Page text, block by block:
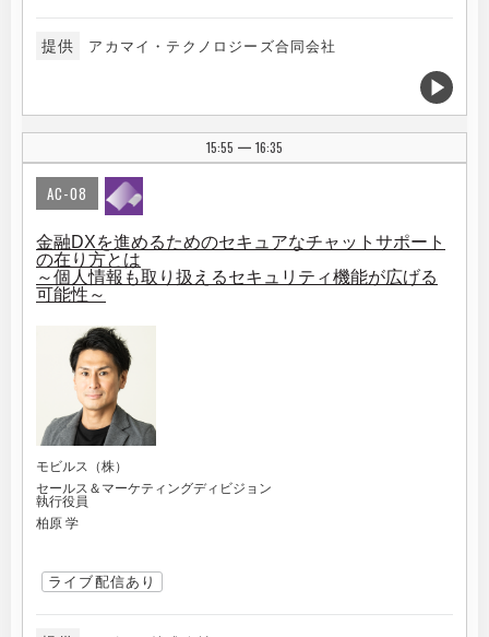
提供 アカマイ・テクノロジーズ合同会社
15:55 | 16:35
AC-08
金融DXを進めるためのセキュアなチャットサポート
の在り方とは
～個人情報も取り扱えるセキュリティ機能が広げる
可能性～
モビルス（株）
セールス＆マーケティングディビジョン
執行役員
柏原 学
ライブ配信あり